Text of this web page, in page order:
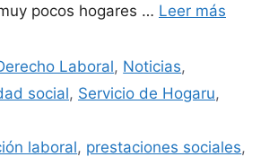
pocos hogares … Leer más
Laboral, Noticias,
social, Servicio de Hogaru,
laboral, prestaciones sociales,